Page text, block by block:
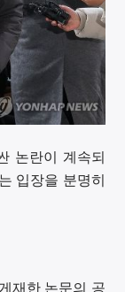
논란이 계속되
입장을 분명히
재한 논문의 공